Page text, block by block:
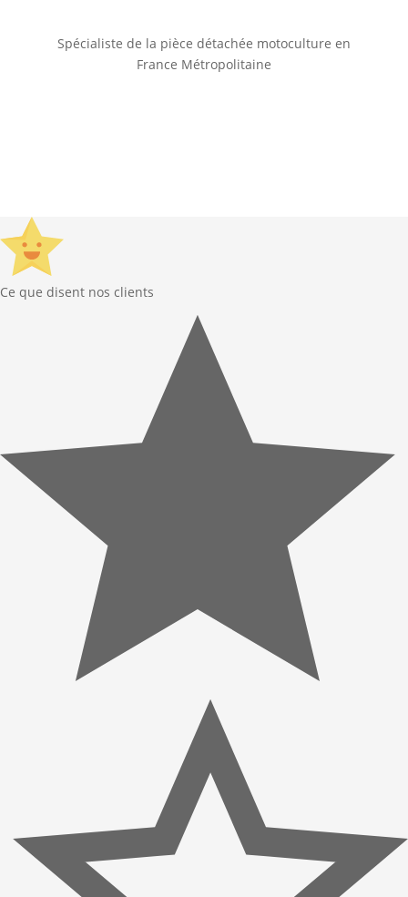
Spécialiste de la pièce détachée motoculture en
France Métropolitaine
Ce que disent nos clients